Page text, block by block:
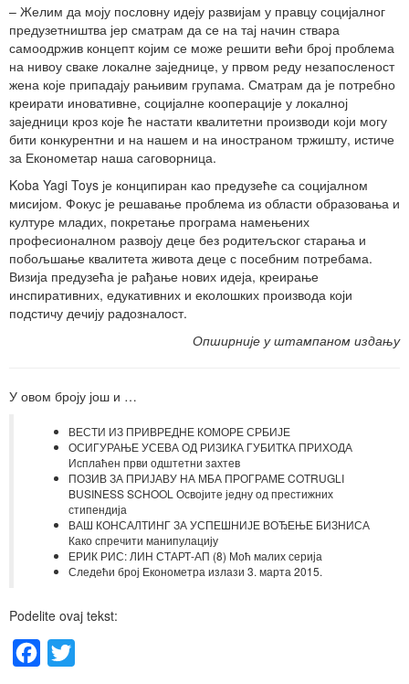
– Желим да моју пословну идеју развијам у правцу социјалног
предузетништва јер сматрам да се на тај начин ствара
самоодржив концепт којим се може решити већи број проблема
на нивоу сваке локалне заједнице, у првом реду незапосленост
жена које припадају рањивим групама. Сматрам да је потребно
креирати иновативне, социјалне кооперације у локалној
заједници кроз које ће настати квалитетни производи који могу
бити конкурентни и на нашем и на иностраном тржишту, истиче
за Економетар наша саговорница.
Koba Yagi Toys је конципиран као предузеће са социјалном
мисијом. Фокус је решавање проблема из области образовања и
културе младих, покретање програма намењених
професионалном развоју деце без родитељског старања и
побољшање квалитета живота деце с посебним потребама.
Визија предузећа је рађање нових идеја, креирање
инспиративних, едукативних и еколошких производа који
подстичу дечију радозналост.
Опширније у штампаном издању
У овом броју још и …
ВЕСТИ ИЗ ПРИВРЕДНЕ КОМОРЕ СРБИЈЕ
ОСИГУРАЊЕ УСЕВА ОД РИЗИКА ГУБИТКА ПРИХОДА
Исплаћен први одштетни захтев
ПОЗИВ ЗА ПРИЈАВУ НА МБА ПРОГРАМЕ COTRUGLI
BUSINESS SCHOOL Освојите једну од престижних
стипендија
ВАШ КОНСАЛТИНГ ЗА УСПЕШНИЈЕ ВОЂЕЊЕ БИЗНИСА
Како спречити манипулацију
ЕРИК РИС: ЛИН СТАРТ-АП (8) Моћ малих серија
Следећи број Економетра излази 3. марта 2015.
Podelite ovaj tekst:
Facebook